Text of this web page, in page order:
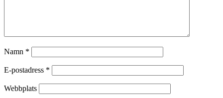
Namn *
E-postadress *
Webbplats